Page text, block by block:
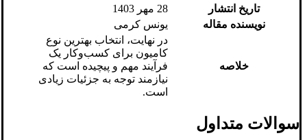
تاریخ انتشار
28 مهر 1403
نویسنده مقاله
یونس کرمی
خلاصه
در نهایت، انتخاب بهترین نوع
کامیون برای کسب‌وکار یک
فرآیند مهم و پیچیده است که
نیازمند توجه به جزئیات زیادی
است.
سوالات متداول